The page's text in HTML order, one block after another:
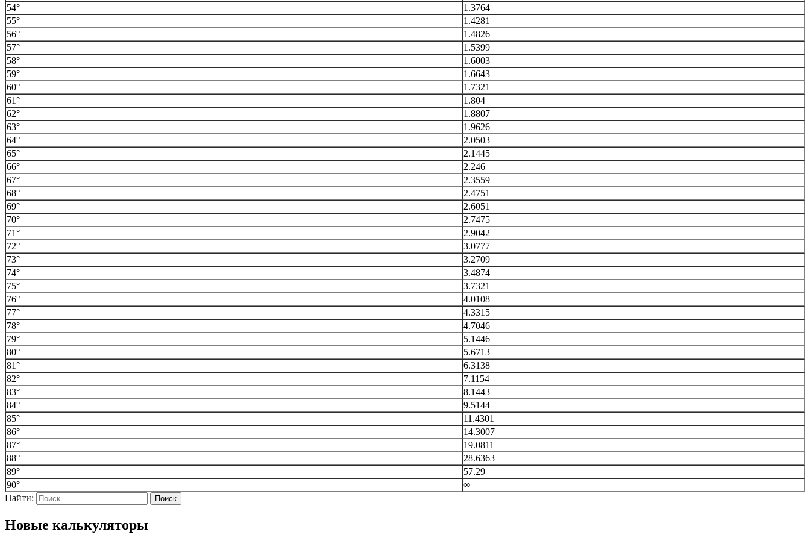
54°
1.3764
55°
1.4281
56°
1.4826
57°
1.5399
58°
1.6003
59°
1.6643
60°
1.7321
61°
1.804
62°
1.8807
63°
1.9626
64°
2.0503
65°
2.1445
66°
2.246
67°
2.3559
68°
2.4751
69°
2.6051
70°
2.7475
71°
2.9042
72°
3.0777
73°
3.2709
74°
3.4874
75°
3.7321
76°
4.0108
77°
4.3315
78°
4.7046
79°
5.1446
80°
5.6713
81°
6.3138
82°
7.1154
83°
8.1443
84°
9.5144
85°
11.4301
86°
14.3007
87°
19.0811
88°
28.6363
89°
57.29
90°
∞
Найти:
Новые калькуляторы